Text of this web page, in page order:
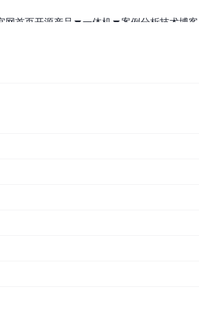
网首页开源产品
一体机
案例分析技术博客